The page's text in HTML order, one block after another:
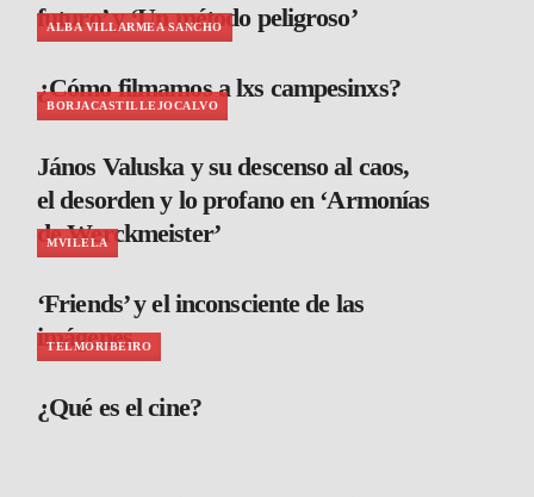
futuro’ y ‘Un método peligroso’
ALBA VILLARMEA SANCHO
¿Cómo filmamos a lxs campesinxs?
BORJACASTILLEJOCALVO
János Valuska y su descenso al caos,
el desorden y lo profano en ‘Armonías
de Werckmeister’
MVILELA
‘Friends’ y el inconsciente de las
imágenes
TELMORIBEIRO
¿Qué es el cine?